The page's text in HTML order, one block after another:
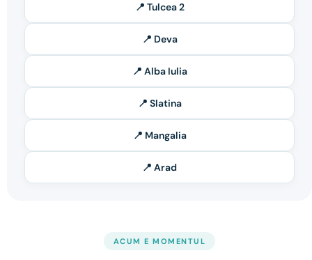
📍 Tulcea 2
📍 Deva
📍 Alba Iulia
📍 Slatina
📍 Mangalia
📍 Arad
ACUM E MOMENTUL